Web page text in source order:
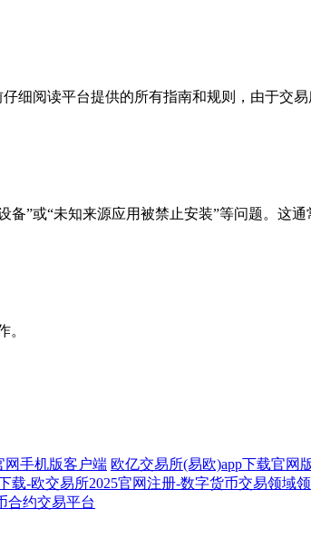
细阅读平台提供的所有指南和规则，由于交
”或“未知来源应用被禁止安装”等问题。这
。
网手机版客户端 欧亿交易所(易欧)app下载官网
载-欧交易所2025官网注册-数字货币交易领域
合约交易平台